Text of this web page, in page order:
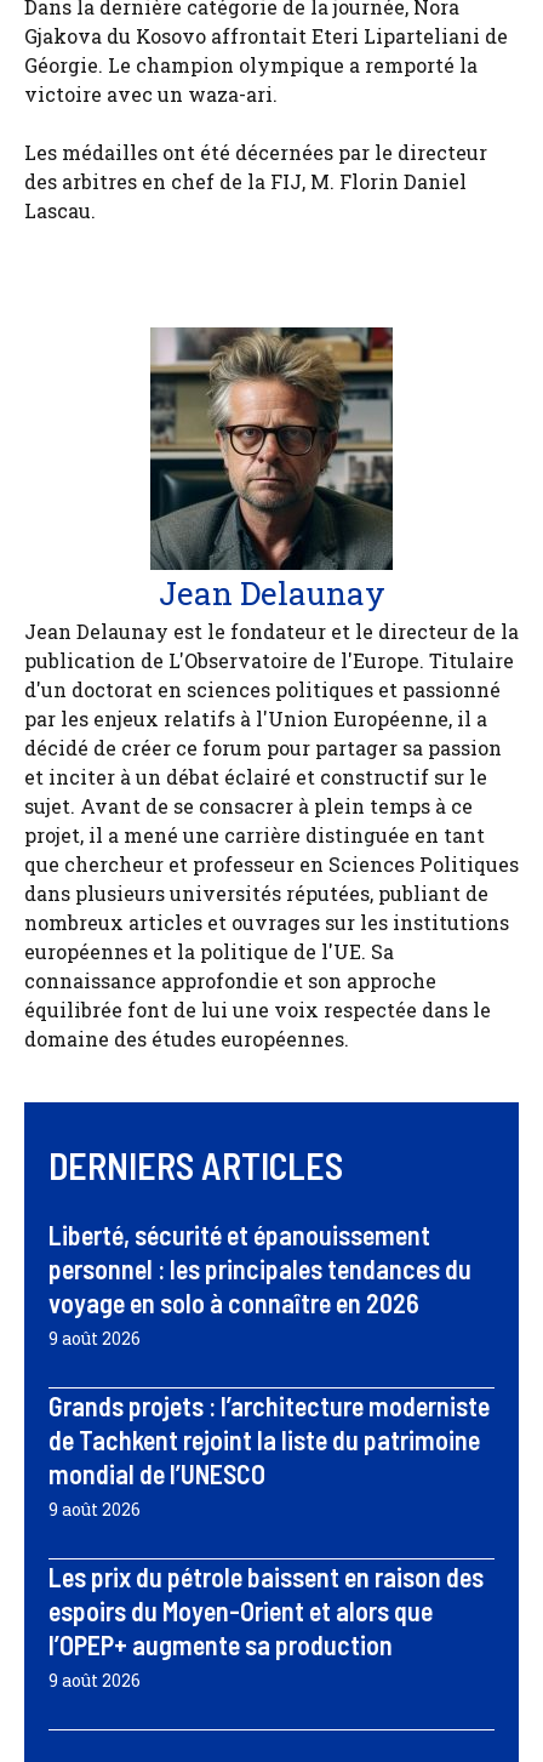
Dans la dernière catégorie de la journée, Nora
Gjakova du Kosovo affrontait Eteri Liparteliani de
Géorgie. Le champion olympique a remporté la
victoire avec un waza-ari.
Les médailles ont été décernées par le directeur
des arbitres en chef de la FIJ, M. Florin Daniel
Lascau.
Jean Delaunay
Jean Delaunay est le fondateur et le directeur de la
publication de L'Observatoire de l'Europe. Titulaire
d'un doctorat en sciences politiques et passionné
par les enjeux relatifs à l'Union Européenne, il a
décidé de créer ce forum pour partager sa passion
et inciter à un débat éclairé et constructif sur le
sujet. Avant de se consacrer à plein temps à ce
projet, il a mené une carrière distinguée en tant
que chercheur et professeur en Sciences Politiques
dans plusieurs universités réputées, publiant de
nombreux articles et ouvrages sur les institutions
européennes et la politique de l'UE. Sa
connaissance approfondie et son approche
équilibrée font de lui une voix respectée dans le
domaine des études européennes.
DERNIERS ARTICLES
Liberté, sécurité et épanouissement
personnel : les principales tendances du
voyage en solo à connaître en 2026
9 août 2026
Grands projets : l’architecture moderniste
de Tachkent rejoint la liste du patrimoine
mondial de l’UNESCO
9 août 2026
Les prix du pétrole baissent en raison des
espoirs du Moyen-Orient et alors que
l’OPEP+ augmente sa production
9 août 2026